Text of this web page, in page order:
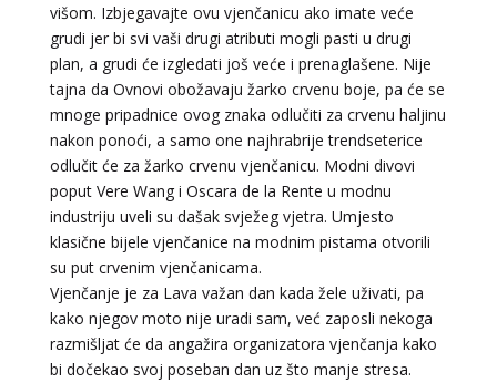
višom. Izbjegavajte ovu vjenčanicu ako imate veće
grudi jer bi svi vaši drugi atributi mogli pasti u drugi
plan, a grudi će izgledati još veće i prenaglašene. Nije
tajna da Ovnovi obožavaju žarko crvenu boje, pa će se
mnoge pripadnice ovog znaka odlučiti za crvenu haljinu
nakon ponoći, a samo one najhrabrije trendseterice
odlučit će za žarko crvenu vjenčanicu. Modni divovi
poput Vere Wang i Oscara de la Rente u modnu
industriju uveli su dašak svježeg vjetra. Umjesto
klasične bijele vjenčanice na modnim pistama otvorili
su put crvenim vjenčanicama.
Vjenčanje je za Lava važan dan kada žele uživati, pa
kako njegov moto nije uradi sam, već zaposli nekoga
razmišljat će da angažira organizatora vjenčanja kako
bi dočekao svoj poseban dan uz što manje stresa.